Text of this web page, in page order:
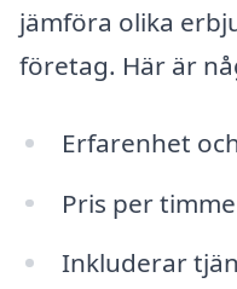
jämföra olika
företag. Här är
Erfarenhet
Pris per
Inkluderar